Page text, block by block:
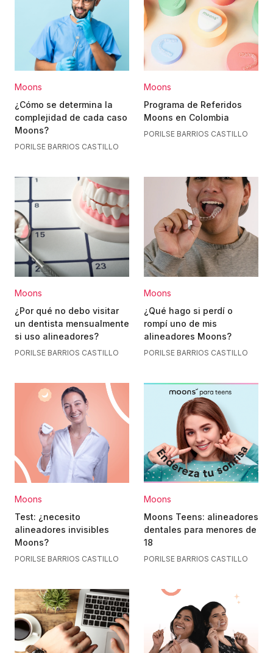
Moons
¿Cómo se determina la
complejidad de cada caso
Moons?
PORILSE BARRIOS CASTILLO
Moons
Programa de Referidos
Moons en Colombia
PORILSE BARRIOS CASTILLO
Moons
¿Por qué no debo visitar
un dentista mensualmente
si uso alineadores?
PORILSE BARRIOS CASTILLO
Moons
¿Qué hago si perdí o
rompí uno de mis
alineadores Moons?
PORILSE BARRIOS CASTILLO
Moons
Test: ¿necesito
alineadores invisibles
Moons?
PORILSE BARRIOS CASTILLO
Moons
Moons Teens: alineadores
dentales para menores de
18
PORILSE BARRIOS CASTILLO